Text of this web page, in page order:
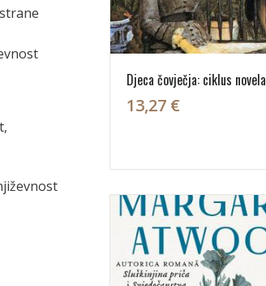
Djeca čovječja: ciklus novela
13,27 €